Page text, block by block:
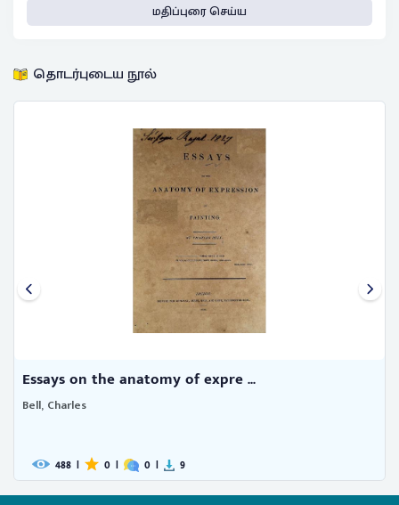
மதிப்புரை செய்ய
தொடர்புடைய நூல்
Essays on the anatomy of expre ...
Bell, Charles
488 | 0 | 0 | 9